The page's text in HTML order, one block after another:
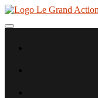
Aller
contenu
Toggle navigation